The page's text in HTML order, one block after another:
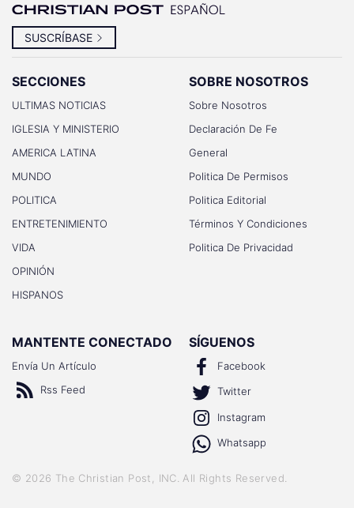
SUSCRÍBASE
SECCIONES
ULTIMAS NOTICIAS
IGLESIA Y MINISTERIO
AMERICA LATINA
MUNDO
POLITICA
ENTRETENIMIENTO
VIDA
OPINIÓN
HISPANOS
SOBRE NOSOTROS
Sobre Nosotros
Declaración De Fe
General
Politica De Permisos
Politica Editorial
Términos Y Condiciones
Politica De Privacidad
MANTENTE CONECTADO
Envía Un Artículo
Rss Feed
SÍGUENOS
Facebook
Twitter
Instagram
Whatsapp
© 2026 The Christian Post, INC . All Rights Reserved.